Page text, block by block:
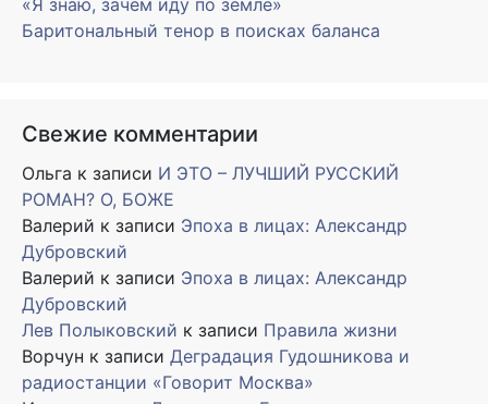
«Я знаю, зачем иду по земле»
Баритональный тенор в поисках баланса
Свежие комментарии
Ольга к записи И ЭТО – ЛУЧШИЙ РУССКИЙ
РОМАН? О, БОЖЕ
Валерий к записи Эпоха в лицах: Александр
Дубровский
Валерий к записи Эпоха в лицах: Александр
Дубровский
Лев Полыковский к записи Правила жизни
Ворчун к записи Деградация Гудошникова и
радиостанции «Говорит Москва»